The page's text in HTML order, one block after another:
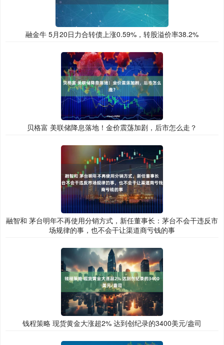
融金牛 5月20日力合转债上涨0.59%，转股溢价率38.2%
贝格富 美联储降息落地！金价震荡加剧，后市怎么走？
融智和 茅台明年不再使用分销方式，新任董事长：茅台不会干违反市
场规律的事，也不会干让渠道商亏钱的事
钱程策略 现货黄金大涨超2% 达到创纪录的3400美元/盎司